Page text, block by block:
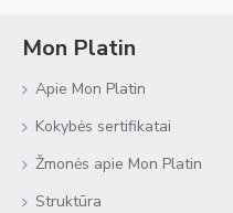
Mon Platin
Apie Mon Platin
Kokybės sertifikatai
Žmonės apie Mon Platin
Struktūra